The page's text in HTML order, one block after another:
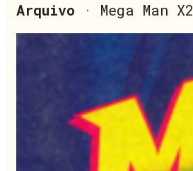
Arquivo · Mega Man X2